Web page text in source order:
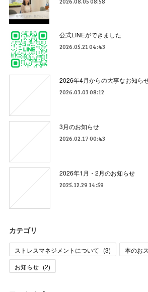
公式LINEができました
2026.05.21 04:43
2026年4月からの大事なお知ら
2026.03.03 08:12
3月のお知らせ
2026.02.17 00:43
2026年1月・2月のお知らせ
2025.12.29 14:59
カテゴリ
ストレスマネジメントについて (3) 本のお
お知らせ (2)